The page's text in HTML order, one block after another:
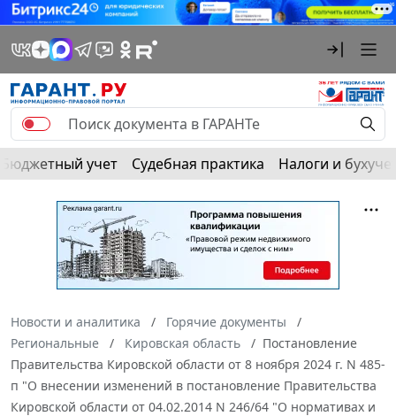
Бюджетный учет Судебная практика Налоги и
Новости и аналитика
Горячие документы
Региональные
Кировская область
Постановление
Правительства Кировской области от 8 ноября 2024 г. N 485-
п "О внесении изменений в постановление Правительства
Кировской области от 04.02.2014 N 246/64 "О нормативах и